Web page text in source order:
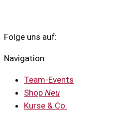
Folge uns auf:
Navigation
Team-Events
Shop Neu
Kurse & Co.